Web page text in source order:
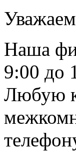
Наша
9:00 до
Любую